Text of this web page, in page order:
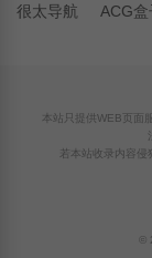
很太导航 ACG盒
本站只提供WEB页面
若本站收录内容侵
©